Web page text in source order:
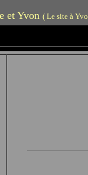
et Yvon ( Le site à